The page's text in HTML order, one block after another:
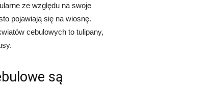
ze względu na swoje
pojawiają się na wiosnę.
cebulowych to tulipany,
są